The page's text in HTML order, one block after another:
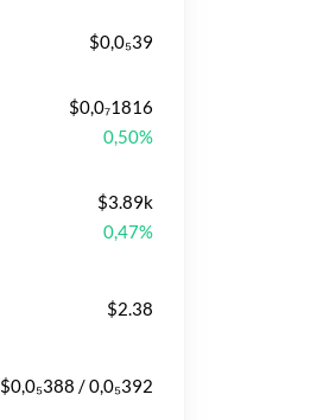
$0,0₅39
$0,0₇1816
0,50%
$3.89k
0,47%
$2.38
$0,0₅388 / 0,0₅392